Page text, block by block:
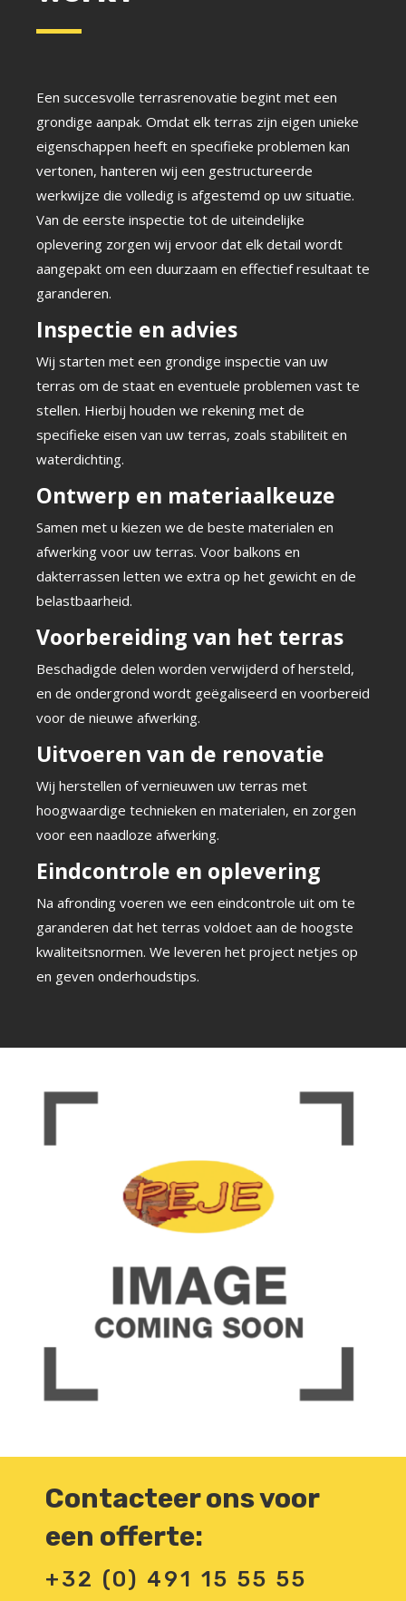
Een succesvolle terrasrenovatie begint met een
grondige aanpak. Omdat elk terras zijn eigen unieke
eigenschappen heeft en specifieke problemen kan
vertonen, hanteren wij een gestructureerde
werkwijze die volledig is afgestemd op uw situatie.
Van de eerste inspectie tot de uiteindelijke
oplevering zorgen wij ervoor dat elk detail wordt
aangepakt om een duurzaam en effectief resultaat te
garanderen.
Inspectie en advies
Wij starten met een grondige inspectie van uw
terras om de staat en eventuele problemen vast te
stellen. Hierbij houden we rekening met de
specifieke eisen van uw terras, zoals stabiliteit en
waterdichting.
Ontwerp en materiaalkeuze
Samen met u kiezen we de beste materialen en
afwerking voor uw terras. Voor balkons en
dakterrassen letten we extra op het gewicht en de
belastbaarheid.
Voorbereiding van het terras
Beschadigde delen worden verwijderd of hersteld,
en de ondergrond wordt geëgaliseerd en voorbereid
voor de nieuwe afwerking.
Uitvoeren van de renovatie
Wij herstellen of vernieuwen uw terras met
hoogwaardige technieken en materialen, en zorgen
voor een naadloze afwerking.
Eindcontrole en oplevering
Na afronding voeren we een eindcontrole uit om te
garanderen dat het terras voldoet aan de hoogste
kwaliteitsnormen. We leveren het project netjes op
en geven onderhoudstips.
Contacteer ons voor
een offerte:
+32 (0) 491 15 55 55